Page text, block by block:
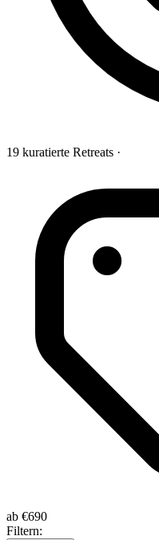
19 kuratierte Retreats ·
ab €690
Filtern: